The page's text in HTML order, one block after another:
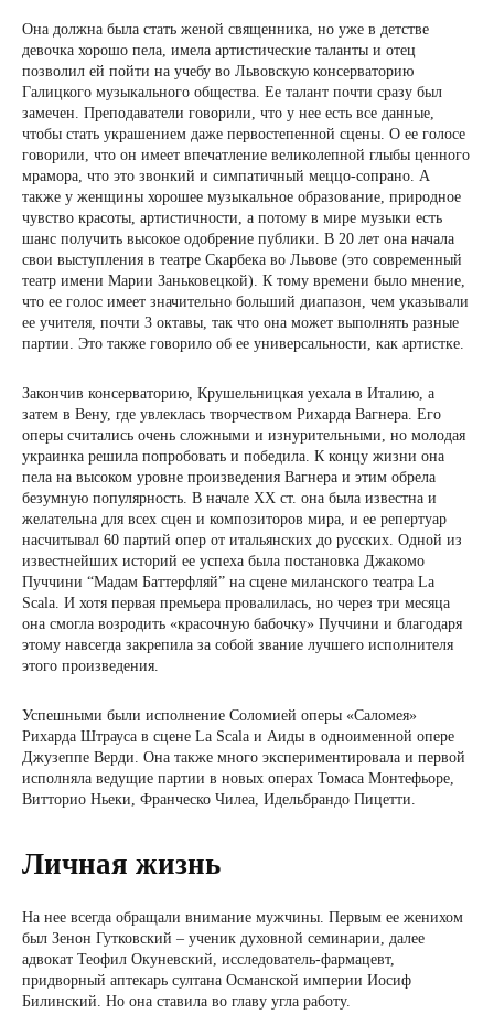
Она должна была стать женой священника, но уже в детстве
девочка хорошо пела, имела артистические таланты и отец
позволил ей пойти на учебу во Львовскую консерваторию
Галицкого музыкального общества. Ее талант почти сразу был
замечен. Преподаватели говорили, что у нее есть все данные,
чтобы стать украшением даже первостепенной сцены. О ее голосе
говорили, что он имеет впечатление великолепной глыбы ценного
мрамора, что это звонкий и симпатичный меццо-сопрано. А
также у женщины хорошее музыкальное образование, природное
чувство красоты, артистичности, а потому в мире музыки есть
шанс получить высокое одобрение публики. В 20 лет она начала
свои выступления в театре Скарбека во Львове (это современный
театр имени Марии Заньковецкой). К тому времени было мнение,
что ее голос имеет значительно больший диапазон, чем указывали
ее учителя, почти 3 октавы, так что она может выполнять разные
партии. Это также говорило об ее универсальности, как артистке.
Закончив консерваторию, Крушельницкая уехала в Италию, а
затем в Вену, где увлеклась творчеством Рихарда Вагнера. Его
оперы считались очень сложными и изнурительными, но молодая
украинка решила попробовать и победила. К концу жизни она
пела на высоком уровне произведения Вагнера и этим обрела
безумную популярность. В начале ХХ ст. она была известна и
желательна для всех сцен и композиторов мира, и ее репертуар
насчитывал 60 партий опер от итальянских до русских. Одной из
известнейших историй ее успеха была постановка Джакомо
Пуччини “Мадам Баттерфляй” на сцене миланского театра La
Scala. И хотя первая премьера провалилась, но через три месяца
она смогла возродить «красочную бабочку» Пуччини и благодаря
этому навсегда закрепила за собой звание лучшего исполнителя
этого произведения.
Успешными были исполнение Соломией оперы «Саломея»
Рихарда Штрауса в сцене La Scala и Аиды в одноименной опере
Джузеппе Верди. Она также много экспериментировала и первой
исполняла ведущие партии в новых операх Томаса Монтефьоре,
Витторио Ньеки, Франческо Чилеа, Идельбрандо Пицетти.
Личная жизнь
На нее всегда обращали внимание мужчины. Первым ее женихом
был Зенон Гутковский – ученик духовной семинарии, далее
адвокат Теофил Окуневский, исследователь-фармацевт,
придворный аптекарь султана Османской империи Иосиф
Билинский. Но она ставила во главу угла работу.